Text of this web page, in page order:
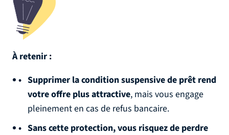
À retenir :
Supprimer la condition suspensive de prêt rend
votre offre plus attractive, mais vous engage
pleinement en cas de refus bancaire.
Sans cette protection, vous risquez de perdre